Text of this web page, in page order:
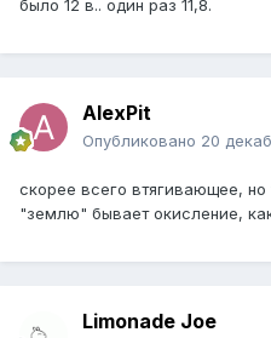
было 12 в.. один раз 11,8.
AlexPit
Опубликовано 20
скорее всего втягивающее,
"землю" бывает окисление,
Limonade Joe